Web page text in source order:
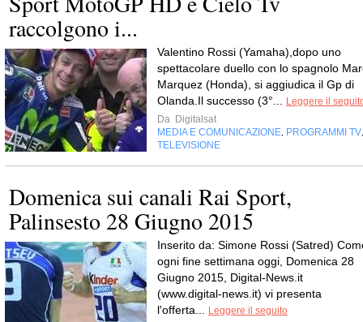
raccolgono i...
Valentino Rossi (Yamaha),dopo uno
spettacolare duello con lo spagnolo
Marquez (Honda), si aggiudica il Gp di
Olanda.Il successo (3°... Leggere il
Da Digitalsat
MEDIA E COMUNICAZIONE, PROGRAMMI TV,
TELEVISIONE
Domenica sui canali Rai Sport,
Palinsesto 28 Giugno 2015
Inserito da: Simone Rossi (Satred)
ogni fine settimana oggi, Domenica 28
Giugno 2015, Digital-News.it
(www.digital-news.it) vi presenta
l'offerta... Leggere il seguito